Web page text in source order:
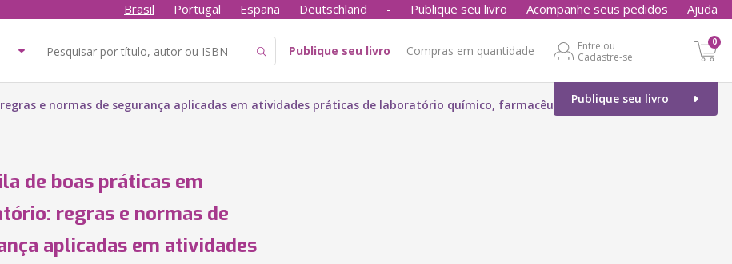
Brasil Portugal España Deutschland - Publique seu livro Acompanhe seus pedidos Ajuda
Publique seu livro Compras em quantidade
Entre ou
Cadastre-se
0
Publique seu livro
e normas de segurança aplicadas em atividades práticas de laboratório químico, farmacêutico e alimentício
de boas práticas em
regras e normas de
aplicadas em atividades